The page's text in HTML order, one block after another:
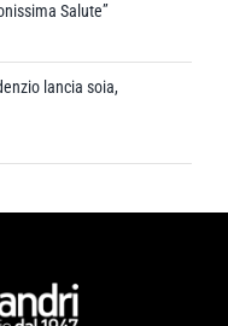
Salute”
lancia soia,